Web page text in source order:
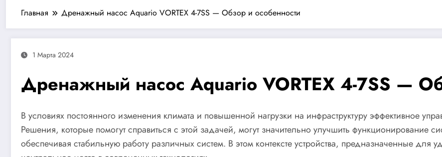
Главная Дренажный насос Aquario VORTEX 4-7SS — Обзор и особенности
1 Марта 2024
Дренажный насос Aquario VORTEX 4-7SS —
В условиях постоянного изменения климата и повышенной нагрузки на инфраструктуру эффективное
Решения, которые помогут справиться с этой задачей, могут значительно улучшить функционирование
обеспечивая стабильную работу различных систем. В этом контексте устройства, предназначенные